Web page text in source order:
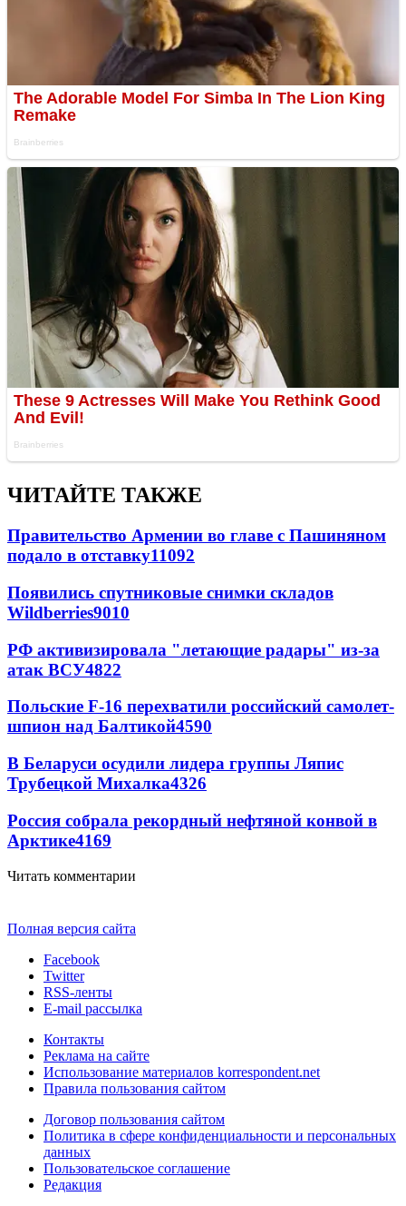
ЧИТАЙТЕ ТАКЖЕ
Правительство Армении во главе с Пашиняном
подало в отставку11092
Появились спутниковые снимки складов
Wildberries9010
РФ активизировала "летающие радары" из-за
атак ВСУ4822
Польские F-16 перехватили российский самолет-
шпион над Балтикой4590
В Беларуси осудили лидера группы Ляпис
Трубецкой Михалка4326
Россия собрала рекордный нефтяной конвой в
Арктике4169
Читать комментарии
Полная версия сайта
Facebook
Twitter
RSS-ленты
E-mail рассылка
Контакты
Реклама на сайте
Использование материалов korrespondent.net
Правила пользования сайтом
Договор пользования сайтом
Политика в сфере конфиденциальности и персональных
данных
Пользовательское соглашение
Редакция